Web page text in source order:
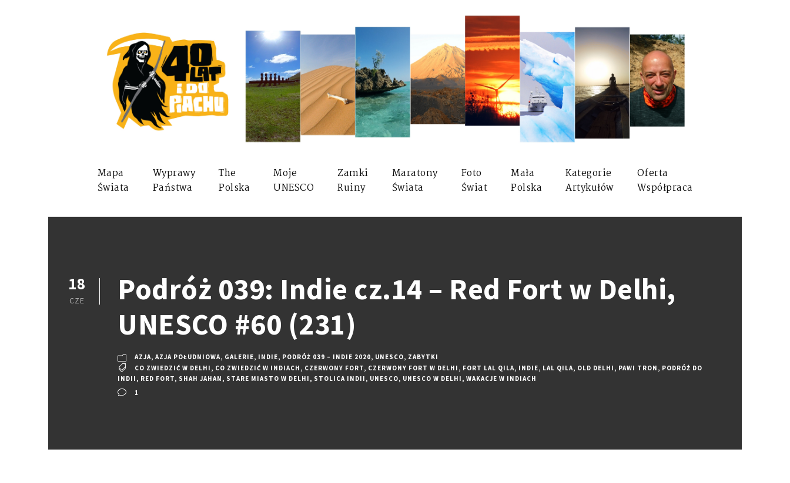
Mapa
Świata
Wyprawy
Państwa
The
Polska
Moje
UNESCO
Zamki
Ruiny
Maratony
Świata
Foto
Świat
Mała
Polska
Kategorie
Artykułów
Oferta
Współpraca
18
CZE
Podróż 039: Indie cz.14 – Red Fort w Delhi,
UNESCO #60 (231)
AZJA, AZJA POŁUDNIOWA, GALERIE, INDIE, PODRÓŻ 039 – INDIE 2020, UNESCO, ZABYTKI
CO ZWIEDZIĆ W DELHI , CO ZWIEDZIĆ W INDIACH , CZERWONY FORT, CZERWONY FORT W DELHI , FORT LAL QILA, INDIE, LAL QILA, OLD DELHI , PAWI TRON , PODRÓŻ DO
INDII , RED FORT, SHAH JAHAN , STARE MIASTO W DELHI , STOLICA INDII , UNESCO, UNESCO W DELHI , WAKACJE W INDIACH
1